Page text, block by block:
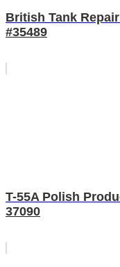
British Tank
#35489
T-55A Polish
37090